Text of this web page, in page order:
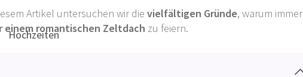
Artikel untersuchen wir die vielfältigen Gründe, warum immer
einem romantischen Zeltdach zu feiern.